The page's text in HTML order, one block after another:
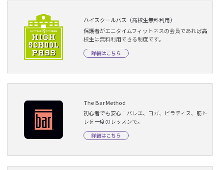
ハイスクールパス（高校生無料利用）
保護者がエニタイムフィットネスの会員であれば高
校生は無料利用できる制度です。
詳細はこちら
The Bar Method
初心者でも安心！バレエ、ヨガ、ピラティス、筋ト
レを一度のレッスンで。
詳細はこちら